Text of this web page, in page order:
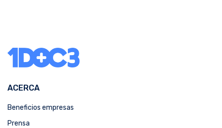
ACERCA
Beneficios empresas
Prensa